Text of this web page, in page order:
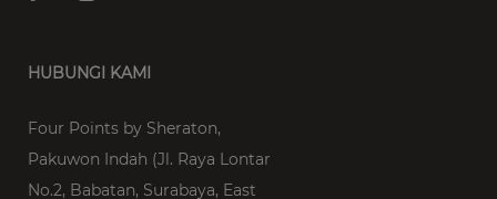
HUBUNGI KAMI
Four Points by Sheraton,
Pakuwon Indah (Jl. Raya Lontar
No.2, Babatan, Surabaya, East